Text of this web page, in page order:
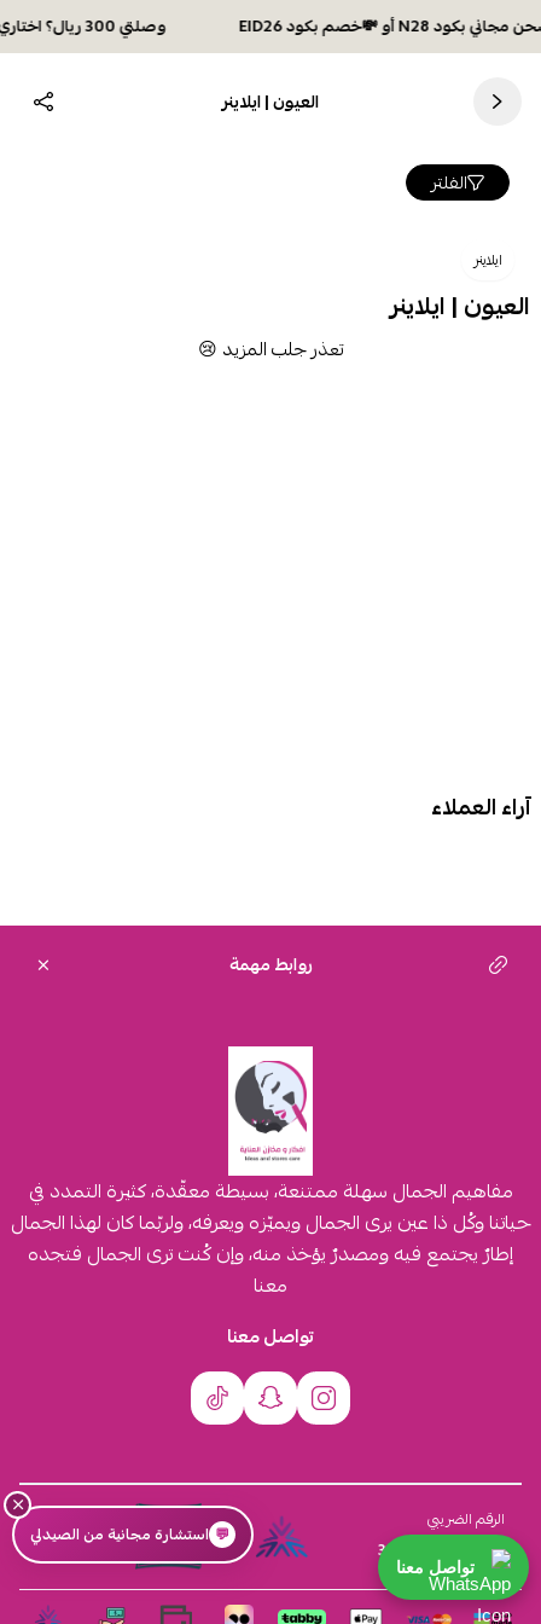
وصلتي 300 ريال؟ اختاري هديتك :🏍 شحن مجاني بكود N28 أو 💸خصم بكود EID26
العيون | ايلاينر
الفلتر
ايلاينر
العيون | ايلاينر
تعذر جلب المزيد 😢
آراء العملاء
روابط مهمة
مفاهيم الجمال سهلة ممتنعة، بسيطة معقّدة، كثيرة التمدد في
حياتنا وكُل ذا عين يرى الجمال ويميّزه ويعرفه، ولربّما كان لهذا الجمال
إطارٌ يجتمع فيه ومصدرٌ يؤخذ منه، وإن كُنت ترى الجمال فتجده
معنا
تواصل معنا
الرقم الضريبي
310555259800003
السجل التجاري
4030431116
×
💬 استشارة مجانية من الصيدلي
تواصل معنا